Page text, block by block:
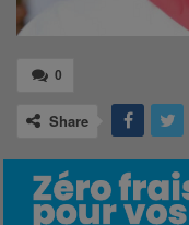
0
Share